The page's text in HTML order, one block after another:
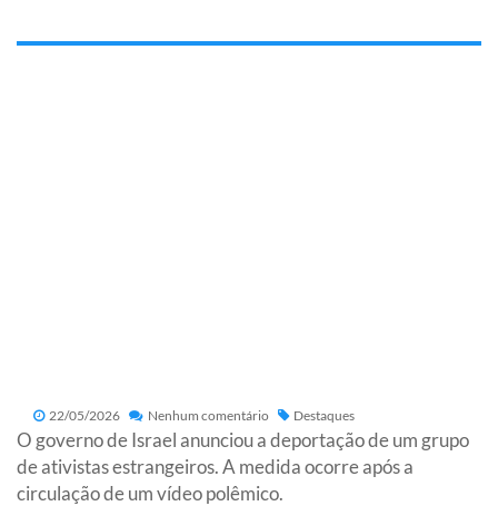
22/05/2026 Nenhum comentário Destaques
O governo de Israel anunciou a deportação de um grupo
de ativistas estrangeiros. A medida ocorre após a
circulação de um vídeo polêmico.